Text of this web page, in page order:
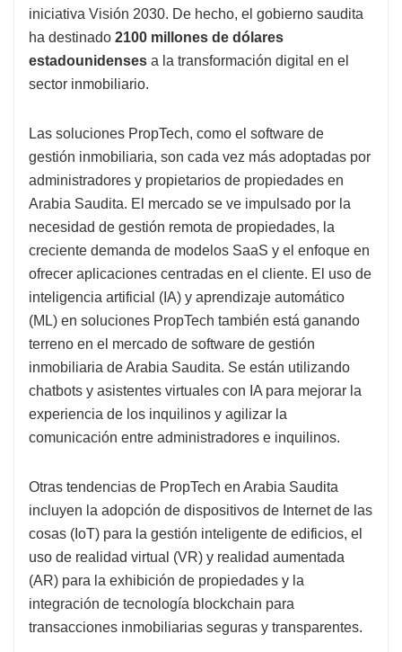
iniciativa Visión 2030. De hecho, el gobierno saudita
ha destinado 2100 millones de dólares
estadounidenses a la transformación digital en el
sector inmobiliario.
Las soluciones PropTech, como el software de
gestión inmobiliaria, son cada vez más adoptadas por
administradores y propietarios de propiedades en
Arabia Saudita. El mercado se ve impulsado por la
necesidad de gestión remota de propiedades, la
creciente demanda de modelos SaaS y el enfoque en
ofrecer aplicaciones centradas en el cliente. El uso de
inteligencia artificial (IA) y aprendizaje automático
(ML) en soluciones PropTech también está ganando
terreno en el mercado de software de gestión
inmobiliaria de Arabia Saudita. Se están utilizando
chatbots y asistentes virtuales con IA para mejorar la
experiencia de los inquilinos y agilizar la
comunicación entre administradores e inquilinos.
Otras tendencias de PropTech en Arabia Saudita
incluyen la adopción de dispositivos de Internet de las
cosas (IoT) para la gestión inteligente de edificios, el
uso de realidad virtual (VR) y realidad aumentada
(AR) para la exhibición de propiedades y la
integración de tecnología blockchain para
transacciones inmobiliarias seguras y transparentes.